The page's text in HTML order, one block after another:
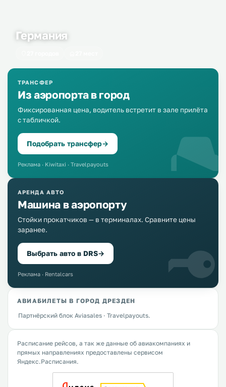
Германия
ТРАНСФЕР
Из аэропорта в город
Фиксированная цена, водитель встретит в зале прилёта
с табличкой.
Подобрать трансфер→
Реклама · Kiwitaxi · Travelpayouts
АРЕНДА АВТО
Машина в аэропорту
Стойки прокатчиков — в терминалах. Сравните цены
заранее.
Выбрать авто в DRS→
Реклама · Rentalcars
АВИАБИЛЕТЫ В ГОРОД ДРЕЗДЕН
Партнёрский блок Aviasales · Travelpayouts.
Расписание рейсов, а так же данные об авиакомпаниях и
прямых направлениях предоставлены сервисом
Яндекс.Расписания.